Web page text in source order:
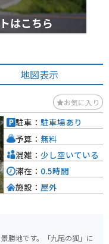
はこちら
地図表示
お気に入り
勝地です。「九尾の狐」に
駐車： 駐車場あり
予算： 無料
混雑： 少し空いている
滞在： 0.5時間
施設： 屋外